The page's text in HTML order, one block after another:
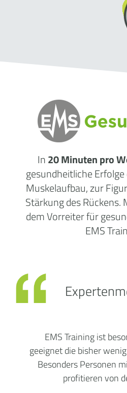
In20 Minuten pro
gesundheitliche
Muskelaufbau, zur
Stärkung des Rückens.
dem Vorreiter für
EMS
EMS Training ist
geeignet die bisher
Besonders Personen
profitieren von